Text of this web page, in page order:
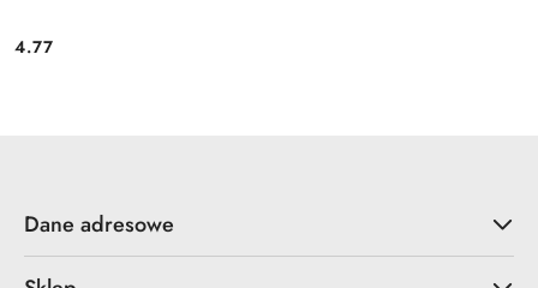
Cena:
4.77
Dane adresowe